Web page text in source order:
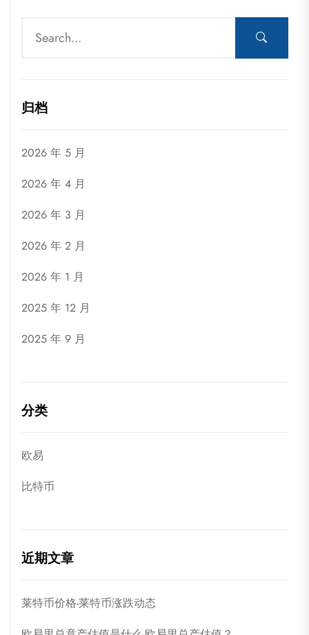
归档
2026 年 5 月
2026 年 4 月
2026 年 3 月
2026 年 2 月
2026 年 1 月
2025 年 12 月
2025 年 9 月
分类
欧易
比特币
近期文章
莱特币价格-莱特币涨跌动态